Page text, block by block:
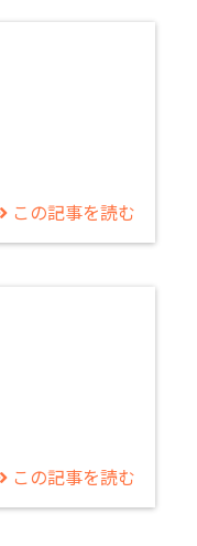
この記事を読む
この記事を読む